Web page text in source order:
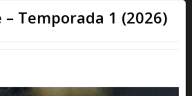
Temporada 1 (2026)